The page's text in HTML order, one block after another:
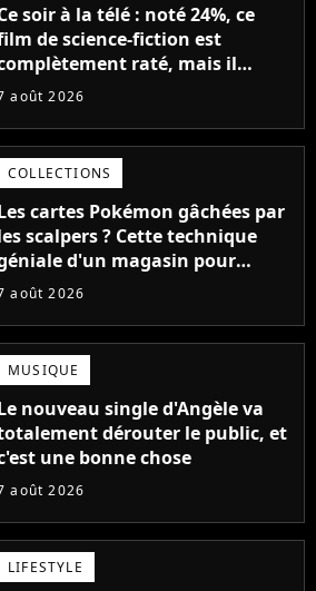
soir à la télé : noté 24%, ce
de science-fiction est
raté, mais il
pu être encore pire à
août 2026
COLLECTIONS
cartes Pokémon gâchées par
scalpers ? Cette technique
d'un magasin pour
les revendeurs
août 2026
MUSIQUE
nouveau single d'Angèle va
dérouter le public, et
une bonne chose
août 2026
LIFESTYLE